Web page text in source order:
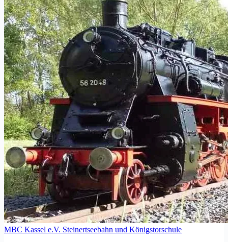
MBC Kassel e.V. Steinertseebahn und Königstorschule